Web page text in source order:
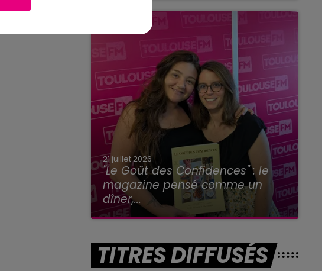
21 juillet 2026
"Le Goût des Confidences" : le
magazine pensé comme un
dîner,...
TITRES DIFFUSÉS